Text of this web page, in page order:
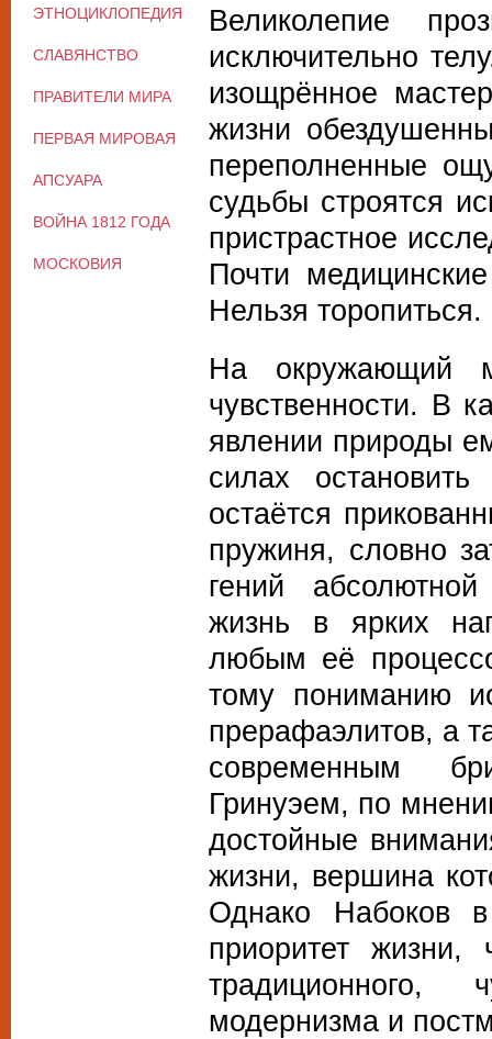
Великолепие
исключительно
изощрённое
жизни
переполненные
судьбы строятся
пристрастное
Почти
Нельзя
На окружающий
чувственности. В
явлении природы
силах
остаётся
пружиня, словно
гений
жизнь в ярких
любым её
тому пониманию
прерафаэлитов, а
современным
Гринуэем, по
достойные
жизни, вершина
Однако Набоков в
приоритет жизни,
традиционного,
модернизма и
ЭТНОЦИКЛОПЕДИЯ
СЛАВЯНСТВО
ПРАВИТЕЛИ МИРА
ПЕРВАЯ МИРОВАЯ
АПСУАРА
ВОЙНА 1812 ГОДА
МОСКОВИЯ